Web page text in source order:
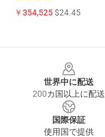
￥354,525$24.45
世界中に配送
200カ国以上に配送
国際保証
使用国で提供